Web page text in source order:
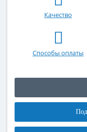
Качество
Способы оплаты